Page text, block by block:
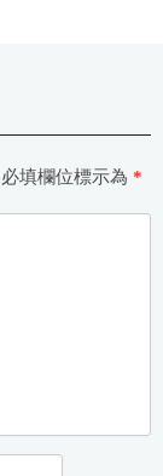
必填欄位標示為 *